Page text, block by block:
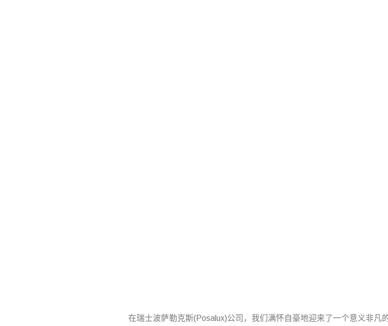
在瑞士波萨勒克斯(Posalux)公司，我们满怀自豪地迎来了一个意义非